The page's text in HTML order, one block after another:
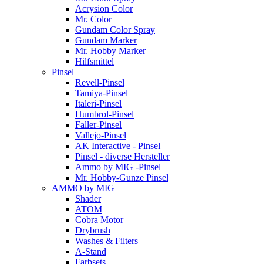
Acrysion Color
Mr. Color
Gundam Color Spray
Gundam Marker
Mr. Hobby Marker
Hilfsmittel
Pinsel
Revell-Pinsel
Tamiya-Pinsel
Italeri-Pinsel
Humbrol-Pinsel
Faller-Pinsel
Vallejo-Pinsel
AK Interactive - Pinsel
Pinsel - diverse Hersteller
Ammo by MIG -Pinsel
Mr. Hobby-Gunze Pinsel
AMMO by MIG
Shader
ATOM
Cobra Motor
Drybrush
Washes & Filters
A-Stand
Farbsets